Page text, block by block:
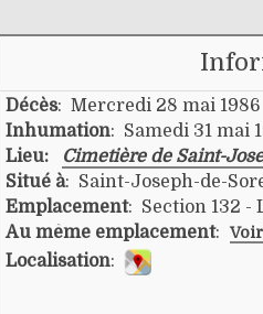
Décès: Mercredi 28 mai 1986
Inhumation: Samedi 31 mai
Lieu:
Cimetière de Saint-
Situé à: Saint-Joseph-de-
Emplacement: Section 132 -
Au même emplacement:
Localisation: